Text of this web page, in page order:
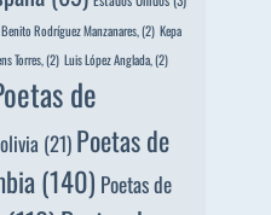
Rodríguez Manzanares, (2) Kepa
Torres, (2) Luis López Anglada, (2)
de
(21) Poetas de
(140) Poetas de